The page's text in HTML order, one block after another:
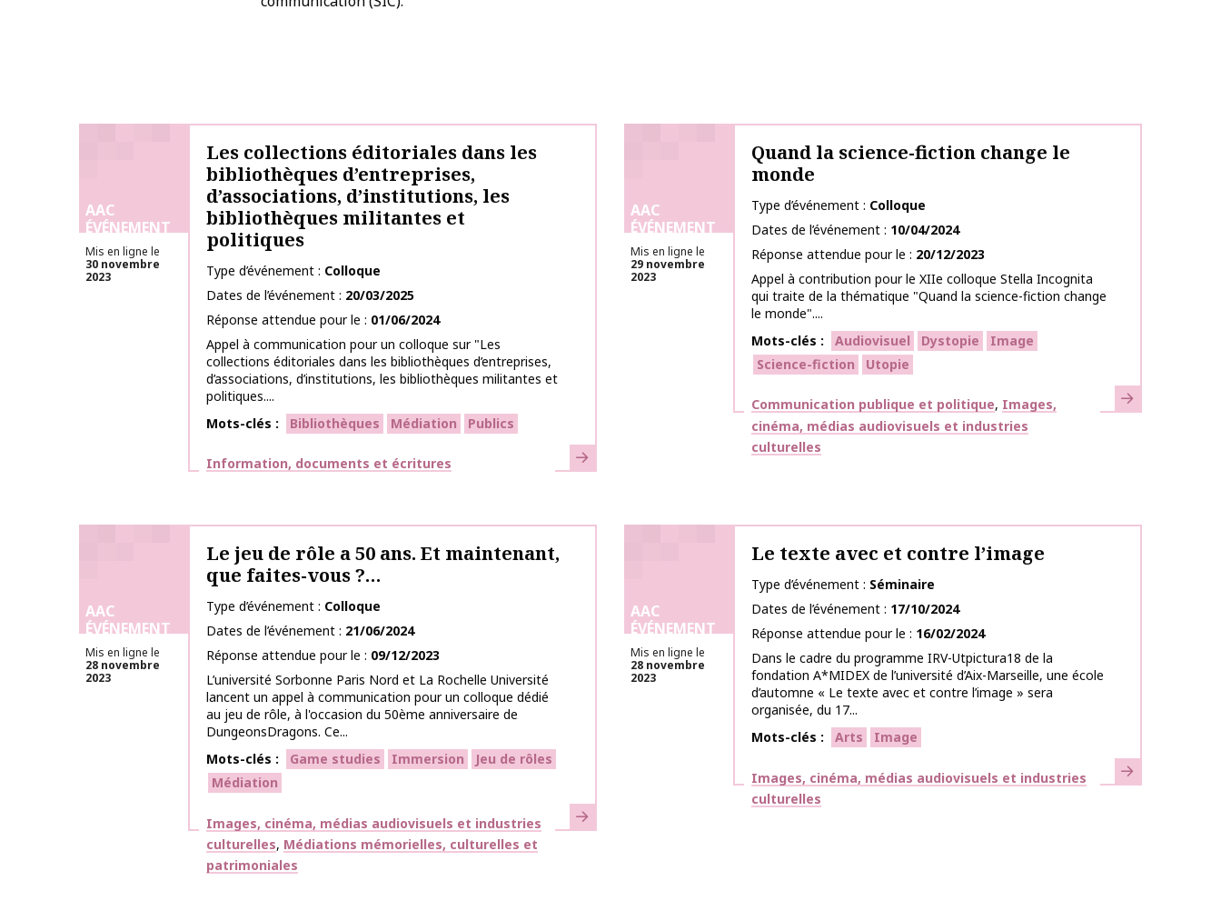
AAC
ÉVÉNEMENT
Mis en ligne le
30 novembre
2023
Les collections éditoriales dans les
bibliothèques d’entreprises,
d’associations, d’institutions, les
bibliothèques militantes et
politiques
Type d’événement
Colloque
Dates de l’événement
20/03/2025
Réponse attendue pour le
01/06/2024
Appel à communication pour un colloque sur "Les
collections éditoriales dans les bibliothèques d’entreprises,
d’associations, d’institutions, les bibliothèques militantes et
politiques....
Mots-clés
Bibliothèques Médiation Publics
Thématiques
Information, documents et écritures En savoir plus
AAC
ÉVÉNEMENT
Mis en ligne le
29 novembre
2023
Quand la science-fiction change le
monde
Type d’événement
Colloque
Dates de l’événement
10/04/2024
Réponse attendue pour le
20/12/2023
Appel à contribution pour le XIIe colloque Stella Incognita
qui traite de la thématique "Quand la science-fiction change
le monde"....
Mots-clés
Audiovisuel Dystopie
Image
Science-fiction
Utopie
Thématiques
Communication publique et politique Images,
cinéma, médias audiovisuels et industries
culturelles
En savoir plus
AAC
ÉVÉNEMENT
Mis en ligne le
28 novembre
2023
Le jeu de rôle a 50 ans. Et maintenant,
que faites-vous ?…
Type d’événement
Colloque
Dates de l’événement
21/06/2024
Réponse attendue pour le
09/12/2023
L’université Sorbonne Paris Nord et La Rochelle Université
lancent un appel à communication pour un colloque dédié
au jeu de rôle, à l'occasion du 50ème anniversaire de
DungeonsDragons. Ce...
Mots-clés
Game studies Immersion
Jeu de rôles
Médiation
Thématiques
Images, cinéma, médias audiovisuels et industries
culturelles Médiations mémorielles, culturelles et
patrimoniales
En savoir plus
AAC
ÉVÉNEMENT
Mis en ligne le
28 novembre
2023
Le texte avec et contre l’image
Type d’événement
Séminaire
Dates de l’événement
17/10/2024
Réponse attendue pour le
16/02/2024
Dans le cadre du programme IRV-Utpictura18 de la
fondation A*MIDEX de l’université d’Aix-Marseille, une école
d’automne « Le texte avec et contre l’image » sera
organisée, du 17...
Mots-clés
Arts Image
Thématiques
Images, cinéma, médias audiovisuels et industries
culturelles
En savoir plus